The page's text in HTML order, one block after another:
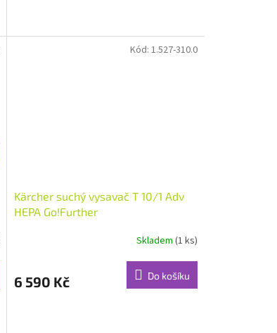
Kärcher suchý vysavač T 10/1 Adv
HEPA Go!Further
je
Skladem (1 ks)
6 590 Kč Do košíku
Kód: 1.527-310.0